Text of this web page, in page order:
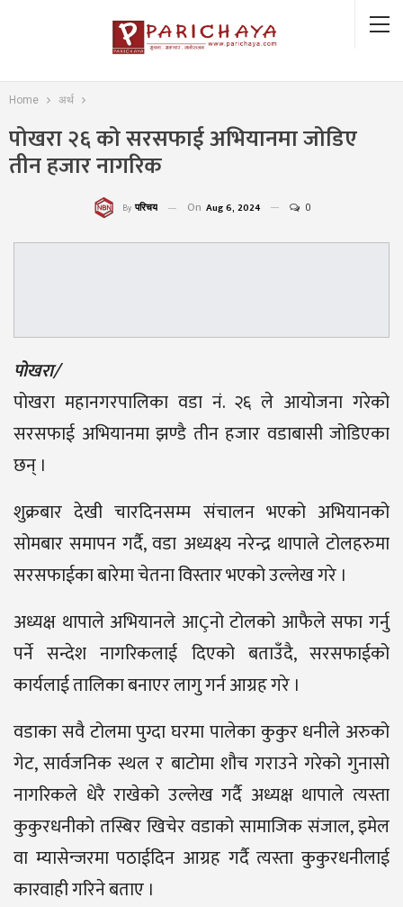
Home अर्थ
पोखरा २६ को सरसफाई अभियानमा जोडिए
तीन हजार नागरिक
By परिचय On Aug 6, 2024 0
पोखरा/
पोखरा महानगरपालिका वडा नं. २६ ले आयोजना गरेको
सरसफाई अभियानमा झण्डै तीन हजार वडाबासी जोडिएका
छन् ।
शुक्रबार देखी चारदिनसम्म संचालन भएको अभियानको
सोमबार समापन गर्दै, वडा अध्यक्ष्य नरेन्द्र थापाले टोलहरुमा
सरसफाईका बारेमा चेतना विस्तार भएको उल्लेख गरे ।
अध्यक्ष थापाले अभियानले आÇनो टोलको आफैले सफा गर्नु
पर्ने सन्देश नागरिकलाई दिएको बताउँदै, सरसफाईको
कार्यलाई तालिका बनाएर लागु गर्न आग्रह गरे ।
वडाका सवै टोलमा पुग्दा घरमा पालेका कुकुर धनीले अरुको
गेट, सार्वजनिक स्थल र बाटोमा शौच गराउने गरेको गुनासो
नागरिकले धेरै राखेको उल्लेख गर्दै अध्यक्ष थापाले त्यस्ता
कुकुरधनीको तस्बिर खिचेर वडाको सामाजिक संजाल, इमेल
वा म्यासेन्जरमा पठाईदिन आग्रह गर्दै त्यस्ता कुकुरधनीलाई
कारवाही गरिने बताए ।